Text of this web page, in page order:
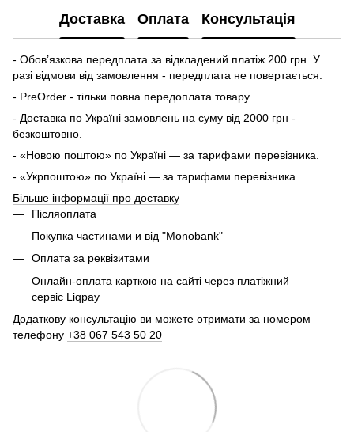
Доставка Оплата Консультація
- Обов’язкова передплата за відкладений платіж 200 грн. У
разі відмови від замовлення - передплата не повертається.
- PreOrder - тільки повна передоплата товару.
- Доставка по Україні замовлень на суму від 2000 грн -
безкоштовно.
- «Новою поштою» по Україні — за тарифами перевізника.
- «Укрпоштою» по Україні — за тарифами перевізника.
Більше інформації про доставку
Післяоплата
Покупка частинами и від "Monobank"
Оплата за реквізитами
Онлайн-оплата карткою на сайті через платіжний
сервіс Liqpay
Додаткову консультацію ви можете отримати за номером
телефону +38 067 543 50 20